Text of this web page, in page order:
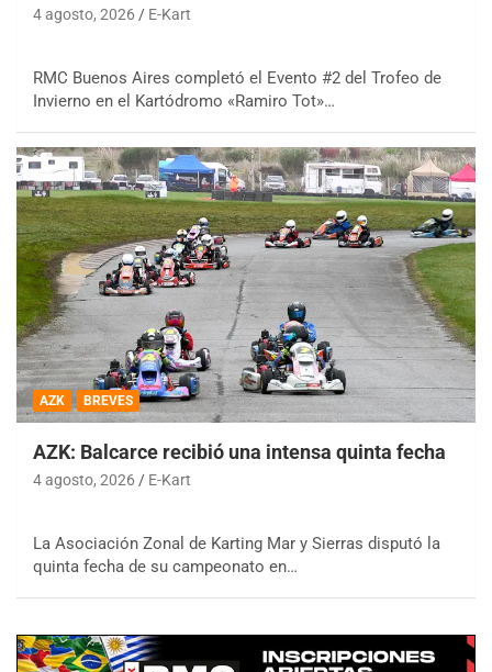
4 agosto, 2026 E-Kart
RMC Buenos Aires completó el Evento #2 del Trofeo de
Invierno en el Kartódromo «Ramiro Tot»…
AZK BREVES
AZK: Balcarce recibió una intensa quinta fecha
4 agosto, 2026 E-Kart
La Asociación Zonal de Karting Mar y Sierras disputó la
quinta fecha de su campeonato en…